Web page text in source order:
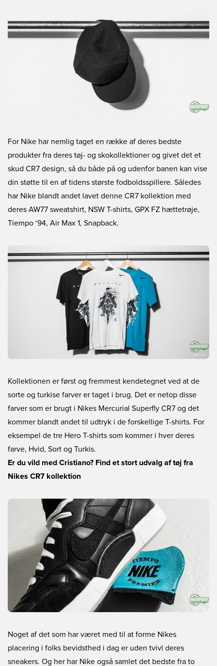
For Nike har nemlig taget en række af deres bedste
produkter fra deres tøj- og skokollektioner og givet det et
skud CR7 design, så du både på og udenfor banen kan vise
din støtte til en af tidens største fodboldsspillere. Således
har Nike blandt andet lavet denne CR7 kollektion med
deres AW77 sweatshirt, NSW T-shirts, GPX FZ hættetrøje,
Tiempo ‘94, Air Max 1, Snapback.
Kollektionen er først og fremmest kendetegnet ved at de
sorte og turkise farver er taget i brug. Det er netop disse
farver som er brugt i Nikes Mercurial Superfly CR7 og det
kommer blandt andet til udtryk i de forskellige T-shirts. For
eksempel de tre Hero T-shirts som kommer i hver deres
farve, Hvid, Sort og Turkis.
Er du vild med Cristiano? Find et stort udvalg af tøj fra
Nikes CR7 kollektion
Noget af det som har været med til at forme Nikes
placering i folks bevidsthed i dag er uden tvivl deres
sneakers. Og her har Nike også samlet det bedste fra to